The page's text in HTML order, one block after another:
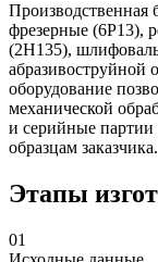
Производственная
фрезерные (6Р13),
(2Н135),
оборудование
механической
и серийные партии
образцам заказчика.
Этапы
01